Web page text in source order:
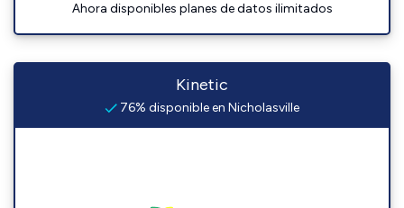
Ahora disponibles planes de datos ilimitados
Kinetic
76% disponible en Nicholasville